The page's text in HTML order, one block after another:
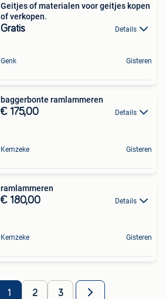
Geitjes of materialen voor geitjes kopen
of verkopen.
Gratis Details
Genk Gisteren
baggerbonte ramlammeren
€ 175,00 Details
Kemzeke Gisteren
ramlammeren
€ 180,00 Details
Kemzeke Gisteren
1 2 3